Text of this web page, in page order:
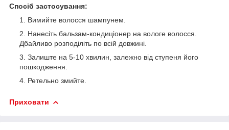
Спосіб застосування:
Вимийте волосся шампунем.
Нанесіть бальзам-кондиціонер на вологе волосся.
Дбайливо розподіліть по всій довжині.
Залиште на 5-10 хвилин, залежно від ступеня його
пошкодження.
Ретельно змийте.
Приховати